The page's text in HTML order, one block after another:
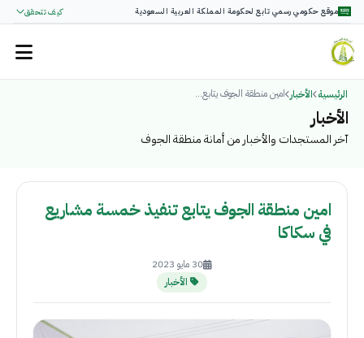
موقع حكومي رسمي تابع لحكومة المملكة العربية السعودية كيف تتحقق
الرئيسية الأخبار امين منطقة الجوف يتابع...
الأخبار
آخر المستجدات والأخبار من أمانة منطقة الجوف
امين منطقة الجوف يتابع تنفيذ خمسة مشاريع
في سكاكا
30 مايو 2023
الأخبار